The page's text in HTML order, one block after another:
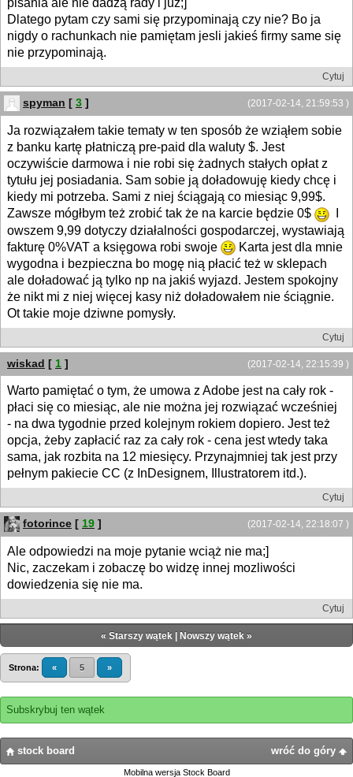
pisania ale nie dadzą rady i już;]
Dlatego pytam czy sami się przypominają czy nie? Bo ja
nigdy o rachunkach nie pamiętam jesli jakieś firmy same się
nie przypominają.
Cytuj
(2017-02-14, 21:59:53 )
spyman [ 3 ]
Ja rozwiązałem takie tematy w ten sposób że wziąłem sobie
z banku kartę płatniczą pre-paid dla waluty $. Jest
oczywiście darmowa i nie robi się żadnych stałych opłat z
tytułu jej posiadania. Sam sobie ją doładowuję kiedy chcę i
kiedy mi potrzeba. Sami z niej ściągają co miesiąc 9,99$.
Zawsze mógłbym też zrobić tak że na karcie będzie 0$
owszem 9,99 dotyczy działalności gospodarczej, wystawiają
fakturę 0%VAT a księgowa robi swoje
Karta jest dla mnie
wygodna i bezpieczna bo mogę nią płacić też w sklepach
ale doładować ją tylko np na jakiś wyjazd. Jestem spokojny
że nikt mi z niej więcej kasy niż doładowałem nie ściągnie.
Ot takie moje dziwne pomysły.
Cytuj
(2017-02-14, 22:15:39 )
wiskad [ 1 ]
Warto pamiętać o tym, że umowa z Adobe jest na cały rok -
płaci się co miesiąc, ale nie można jej rozwiązać wcześniej
- na dwa tygodnie przed kolejnym rokiem dopiero. Jest też
opcja, żeby zapłacić raz za cały rok - cena jest wtedy taka
sama, jak rozbita na 12 miesięcy. Przynajmniej tak jest przy
pełnym pakiecie CC (z InDesignem, Illustratorem itd.).
Cytuj
(2017-02-14, 22:18:07 )
fotorince [ 19 ]
Ale odpowiedzi na moje pytanie wciąż nie ma;]
Nic, zaczekam i zobaczę bo widzę innej mozliwości
dowiedzenia się nie ma.
Cytuj
« Starszy wątek Nowszy wątek »
Strona: « 5 »
Subskrybuj ten wątek
wróć do góry
stock board
Mobilna wersja Stock Board